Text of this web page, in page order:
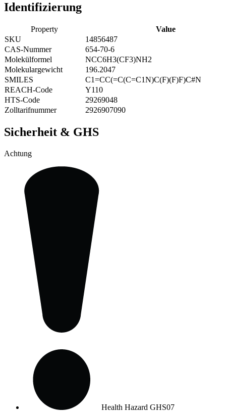
Identifizierung
Property
Value
SKU
14856487
CAS-Nummer
654-70-6
Molekülformel
NCC6H3(CF3)NH2
Molekulargewicht
196.2047
SMILES
C1=CC(=C(C=C1N)C(F)(F)F)C#N
REACH-Code
Y110
HTS-Code
29269048
Zolltarifnummer
2926907090
Sicherheit & GHS
Achtung
Health Hazard GHS07